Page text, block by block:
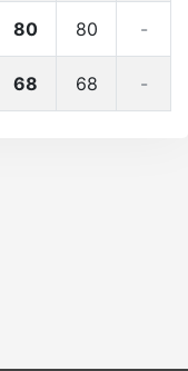
80 80 -
68 68 -